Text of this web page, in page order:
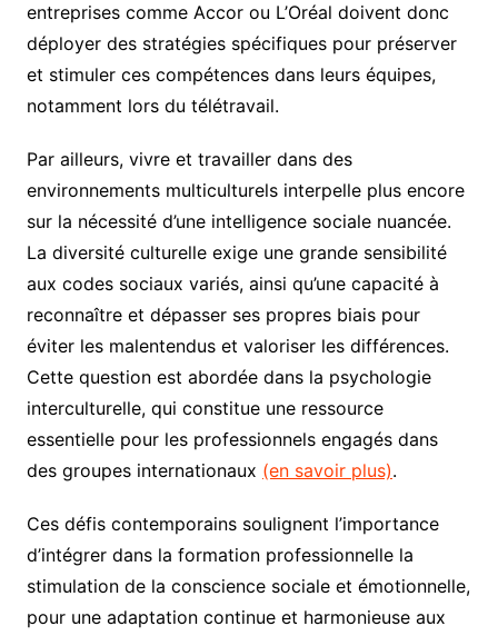
entreprises comme Accor ou L’Oréal doivent donc
déployer des stratégies spécifiques pour préserver
et stimuler ces compétences dans leurs équipes,
notamment lors du télétravail.
Par ailleurs, vivre et travailler dans des
environnements multiculturels interpelle plus encore
sur la nécessité d’une intelligence sociale nuancée.
La diversité culturelle exige une grande sensibilité
aux codes sociaux variés, ainsi qu’une capacité à
reconnaître et dépasser ses propres biais pour
éviter les malentendus et valoriser les différences.
Cette question est abordée dans la psychologie
interculturelle, qui constitue une ressource
essentielle pour les professionnels engagés dans
des groupes internationaux (en savoir plus).
Ces défis contemporains soulignent l’importance
d’intégrer dans la formation professionnelle la
stimulation de la conscience sociale et émotionnelle,
pour une adaptation continue et harmonieuse aux